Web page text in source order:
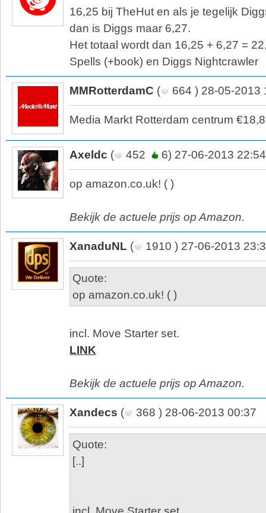
16,25 bij TheHut en als je tegelijk
dan is Diggs maar 6,27.
Het totaal wordt dan 16,25 + 6,27 =
Spells (+book) en Diggs Nightcrawler
MMRotterdamC ( 664 ) 28-05-2013
Media Markt Rotterdam centrum
Axeldc ( 452 6) 27-06-2013 22:54
op amazon.co.uk! ( )
Bekijk de actuele prijs op Amazon.
XanaduNL ( 1910 ) 27-06-2013
Quote:
op amazon.co.uk! ( )
incl. Move Starter set.
LINK
Bekijk de actuele prijs op Amazon.
Xandecs ( 368 ) 28-06-2013 00:37
Quote:
[..]